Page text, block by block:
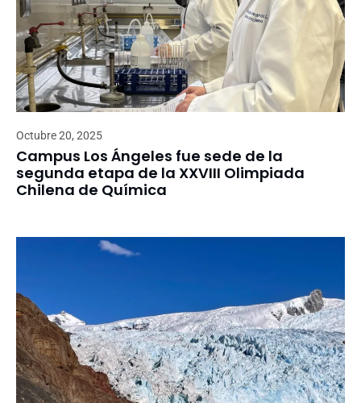
Octubre 20, 2025
Campus Los Ángeles fue sede de la
segunda etapa de la XXVIII Olimpiada
Chilena de Química